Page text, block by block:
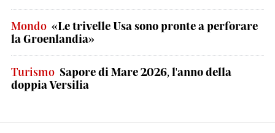
Mondo «Le trivelle Usa sono pronte a perforare
la Groenlandia»
Turismo Sapore di Mare 2026, l'anno della
doppia Versilia